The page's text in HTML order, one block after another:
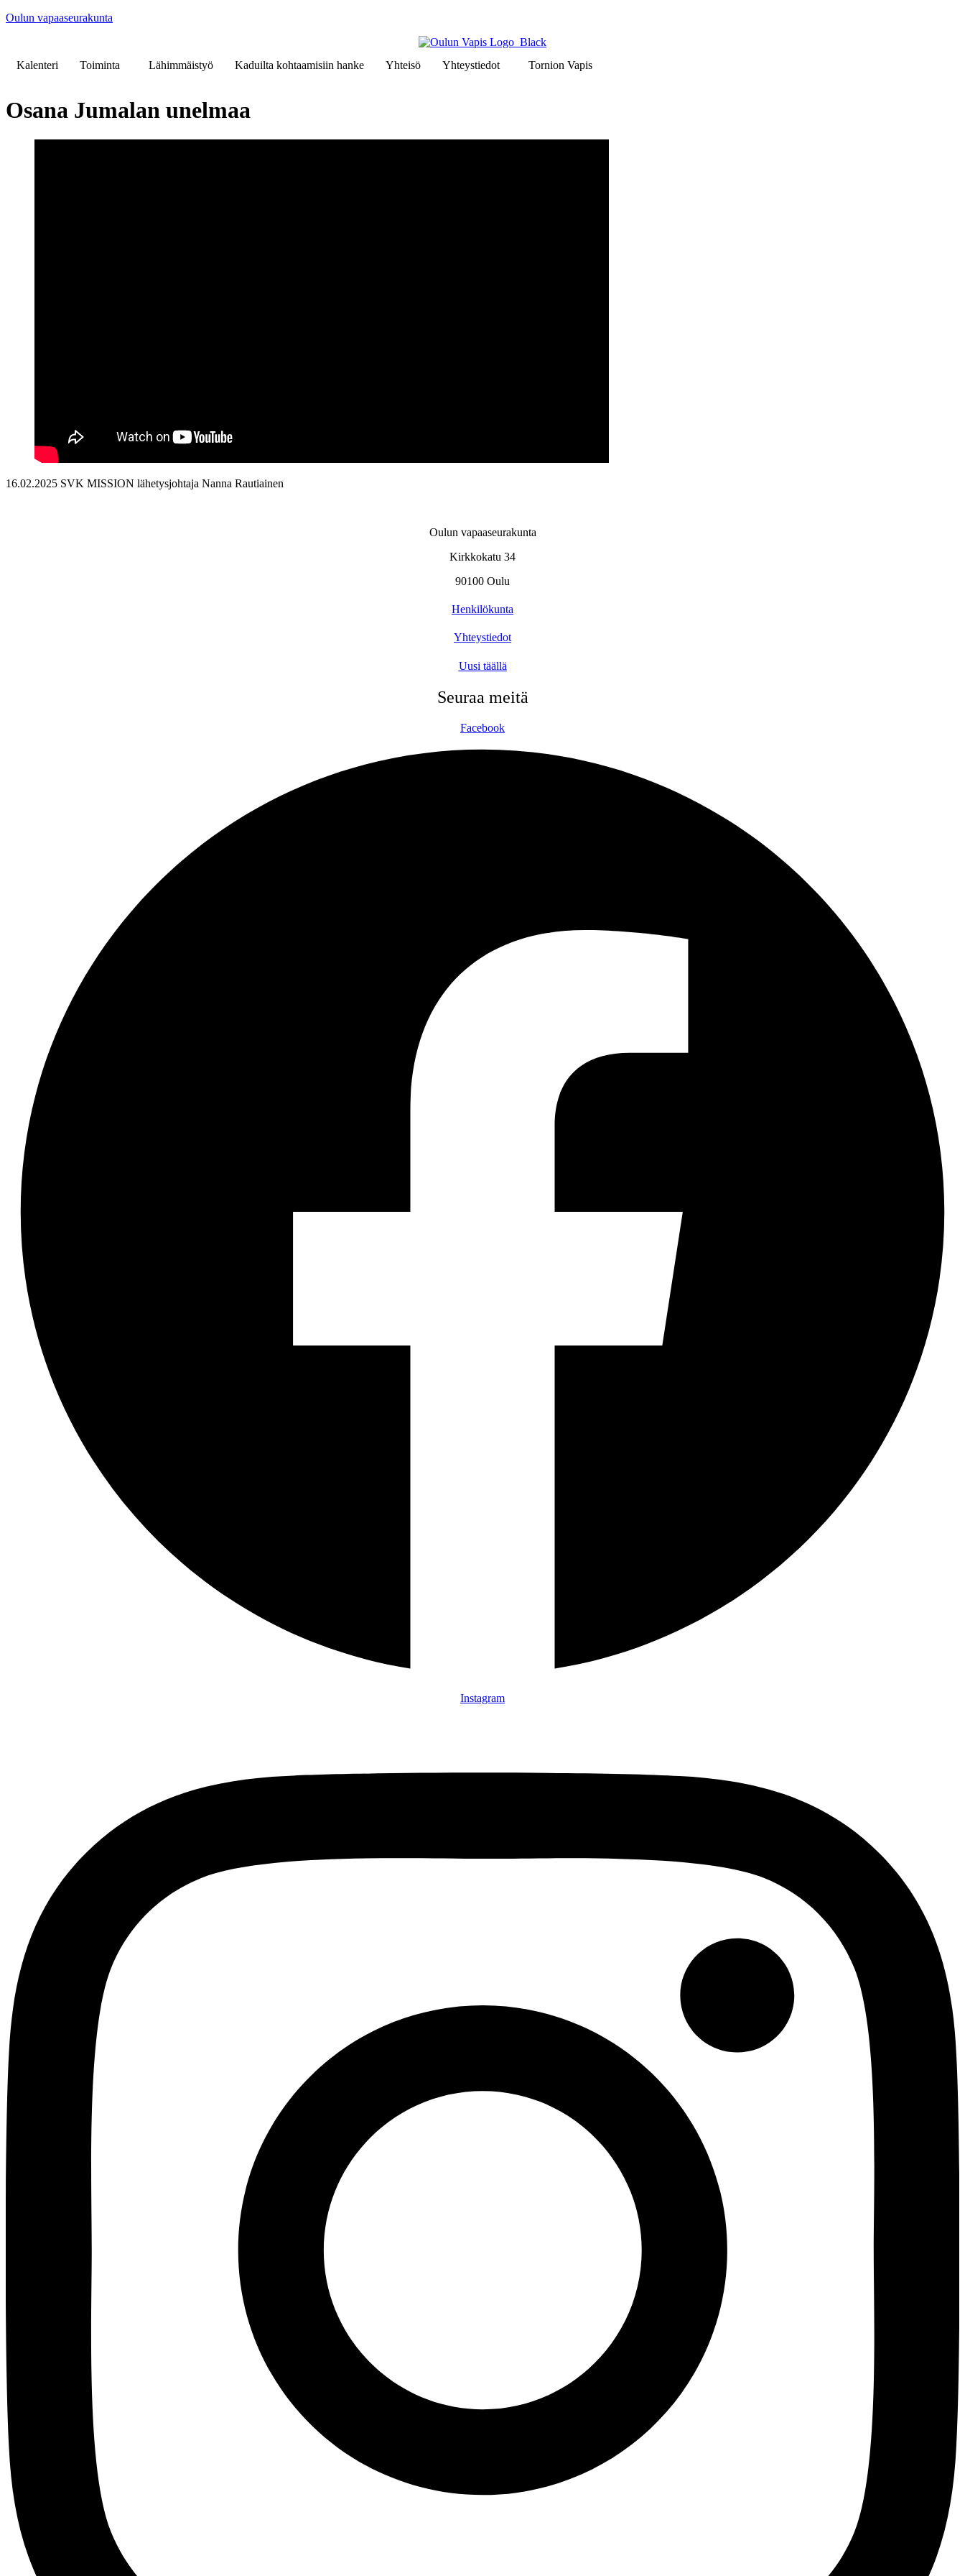
Oulun vapaaseurakunta
Kalenteri Toiminta Lähimmäistyö Kaduilta kohtaamisiin hanke Yhteisö Yhteystiedot Tornion Vapis
Osana Jumalan unelmaa
16.02.2025 SVK MISSION lähetysjohtaja Nanna Rautiainen
Oulun vapaaseurakunta
Kirkkokatu 34
90100 Oulu
Henkilökunta
Yhteystiedot
Uusi täällä
Seuraa meitä
Facebook
Instagram